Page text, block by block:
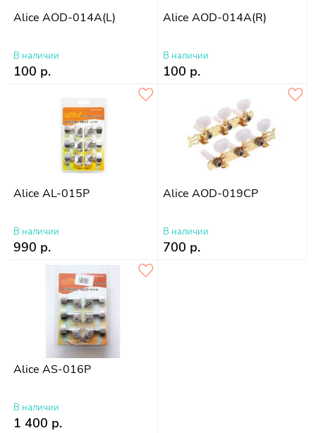
Alice AOD-014A(L)
В наличии
100 р.
Alice AOD-014A(R)
В наличии
100 р.
Alice AL-015P
В наличии
990 р.
Alice AOD-019CP
В наличии
700 р.
Alice AS-016P
В наличии
1 400 р.